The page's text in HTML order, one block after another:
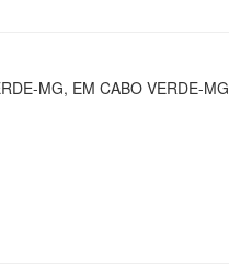
MG, EM CABO VERDE-MG